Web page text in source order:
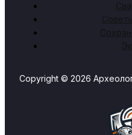
Copyright © 2026